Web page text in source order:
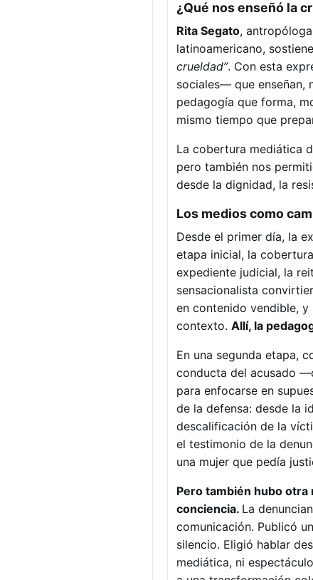
¿Qué nos enseñó la
Rita Segato,
latinoamericano,
crueldad”. Con esta
sociales— que enseñan,
pedagogía que forma,
mismo tiempo que
La cobertura mediática
pero también nos
desde la dignidad, la
Los medios como
Desde el primer día, la
etapa inicial, la
expediente judicial, la
sensacionalista
en contenido vendible,
contexto. Allí, la
En una segunda etapa,
conducta del acusado
para enfocarse en
de la defensa: desde la
descalificación de la
el testimonio de la
una mujer que pedía
Pero también hubo
conciencia. La
comunicación. Publicó
silencio. Eligió hablar
mediática, ni